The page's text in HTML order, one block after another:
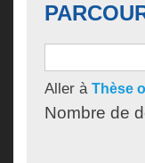
Aller à Thèse
Nombre de